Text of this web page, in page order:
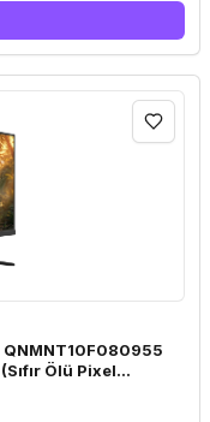
QNMNT10F080955
Ölü Pixel